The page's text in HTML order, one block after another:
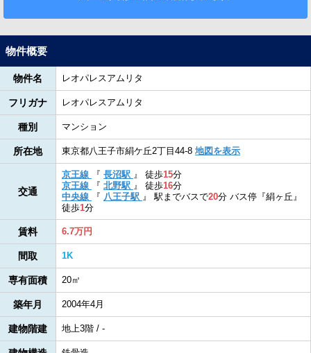
物件概要
物件名 レオパレスアムリタ
フリガナ レオパレスアムリタ
種別 マンション
所在地 東京都八王子市絹ケ丘2丁目44-8 地図を表示
交通
京王線 『 長沼駅 』 徒歩15分
京王線
『 北野駅 』 徒歩16分
中央線
『 八王子駅 』 駅までバスで20分 バス停『絹ヶ丘』
徒歩1分
賃料 6.7万円
間取 1K
専有面積 20㎡
築年月 2004年4月
建物階建 地上3階 / -